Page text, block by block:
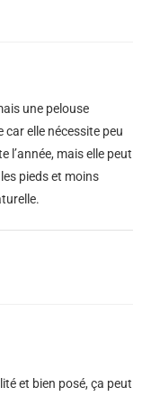
une pelouse
elle nécessite peu
l’année, mais elle peut
pieds et moins
et bien posé, ça peut